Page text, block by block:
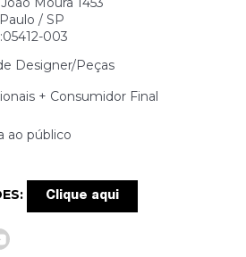
/ SP
003
Designer/Peças
+ Consumidor Final
ao público
Clique aqui